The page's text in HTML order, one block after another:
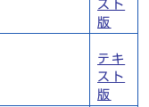
スト
版
テキ
スト
版